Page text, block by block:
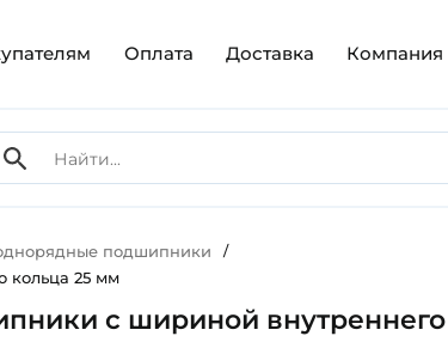
Оплата Доставка Компания
подшипники /
кольца 25 мм
с шириной